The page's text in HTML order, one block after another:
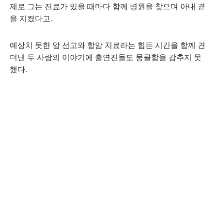
제로 그는 진료가 있을 때마다 함께 병원을 찾으며 아내 곁
을 지켰다고.
예상치 못한 암 선고와 항암 치료라는 힘든 시간을 함께 견
뎌낸 두 사람의 이야기에 출연진들도 뭉클함을 감추지 못
했다.